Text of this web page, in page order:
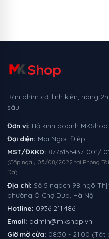
Shop
Bàn phím cơ, linh kiện, hàng
sâu.
Đơn vị: Hộ kinh doanh MKShop
Đại diện: Mai Ngọc Điệp
MST/ĐKKD: 8776155437-001/
(Cấp ngày 05/08/2022 tại Phòng
Đa)
Địa chỉ: Số 5 ngách 98 ngõ
phường Ô Chợ Dừa, Hà Nội
Hotline: 0936 211 486
Email: admin@mkshop.vn
Giờ mở cửa: 08:30 - 21:00 (Tất